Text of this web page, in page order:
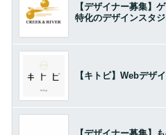
【デザイナー募集】
特化のデザインスタ
【キトビ】Webデザ